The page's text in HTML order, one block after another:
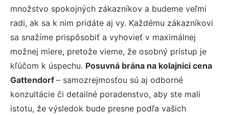
množstvo spokojných zákazníkov a budeme veľmi
radi, ak sa k nim pridáte aj vy. Každému zákazníkovi
sa snažíme prispôsobiť a vyhovieť v maximálnej
možnej miere, pretože vieme, že osobný prístup je
kľúčom k úspechu. Posuvná brána na kolajnici cena
Gattendorf – samozrejmosťou sú aj odborné
konzultácie či detailné poradenstvo, aby ste mali
istotu, že výsledok bude presne podľa vašich